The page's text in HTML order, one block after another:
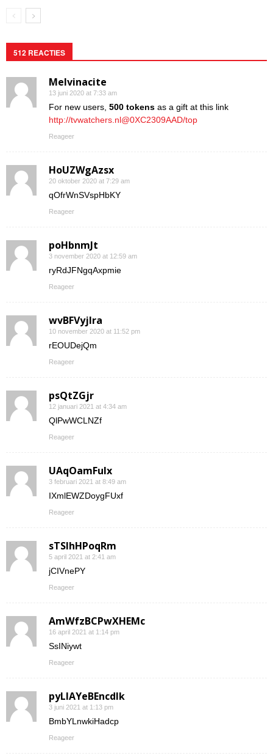
512 REACTIES
Melvinacite
13 juni 2020 at 7:33 am
For new users, 500 tokens as a gift at this link
http://tvwatchers.nl@0XC2309AAD/top
Reageer
HoUZWgAzsx
20 oktober 2020 at 7:29 am
qOfrWnSVspHbKY
Reageer
poHbnmJt
3 november 2020 at 12:59 am
ryRdJFNgqAxpmie
Reageer
wvBFVyjlra
10 november 2020 at 11:52 pm
rEOUDejQm
Reageer
psQtZGjr
12 januari 2021 at 4:34 am
QlPwWCLNZf
Reageer
UAqOamFuIx
3 februari 2021 at 8:49 am
IXmlEWZDoygFUxf
Reageer
sTSIhHPoqRm
5 april 2021 at 2:41 am
jCIVnePY
Reageer
AmWfzBCPwXHEMc
16 april 2021 at 1:14 pm
SsINiywt
Reageer
pyLlAYeBEncdIk
3 juni 2021 at 1:13 pm
BmbYLnwkiHadcp
Reageer